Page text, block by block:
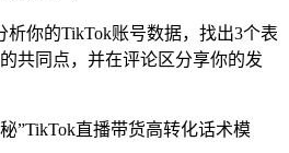
析你的TikTok账号数据，找出3个表
共同点，并在评论区分享你的发
”TikTok直播带货高转化话术模